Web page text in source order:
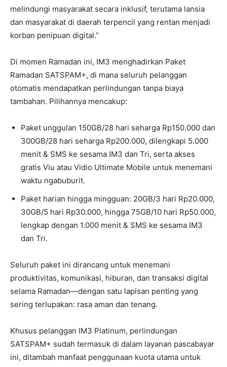
melindungi masyarakat secara inklusif, terutama lansia
dan masyarakat di daerah terpencil yang rentan menjadi
korban penipuan digital.”
Di momen Ramadan ini, IM3 menghadirkan Paket
Ramadan SATSPAM+, di mana seluruh pelanggan
otomatis mendapatkan perlindungan tanpa biaya
tambahan. Pilihannya mencakup:
Paket unggulan 150GB/28 hari seharga Rp150.000 dan
300GB/28 hari seharga Rp200.000, dilengkapi 5.000
menit & SMS ke sesama IM3 dan Tri, serta akses
gratis Viu atau Vidio Ultimate Mobile untuk menemani
waktu ngabuburit.
Paket harian hingga mingguan: 20GB/3 hari Rp20.000,
30GB/5 hari Rp30.000, hingga 75GB/10 hari Rp50.000,
lengkap dengan 1.000 menit & SMS ke sesama IM3
dan Tri.
Seluruh paket ini dirancang untuk menemani
produktivitas, komunikasi, hiburan, dan transaksi digital
selama Ramadan—dengan satu lapisan penting yang
sering terlupakan: rasa aman dan tenang.
Khusus pelanggan IM3 Platinum, perlindungan
SATSPAM+ sudah termasuk di dalam layanan pascabayar
ini, ditambah manfaat penggunaan kuota utama untuk